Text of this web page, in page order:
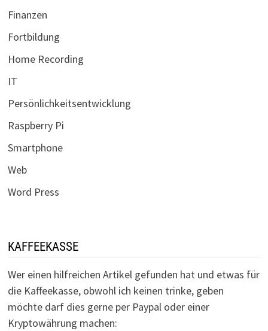
Finanzen
Fortbildung
Home Recording
IT
Persönlichkeitsentwicklung
Raspberry Pi
Smartphone
Web
Word Press
KAFFEEKASSE
Wer einen hilfreichen Artikel gefunden hat und etwas für
die Kaffeekasse, obwohl ich keinen trinke, geben
möchte darf dies gerne per Paypal oder einer
Kryptowährung machen: